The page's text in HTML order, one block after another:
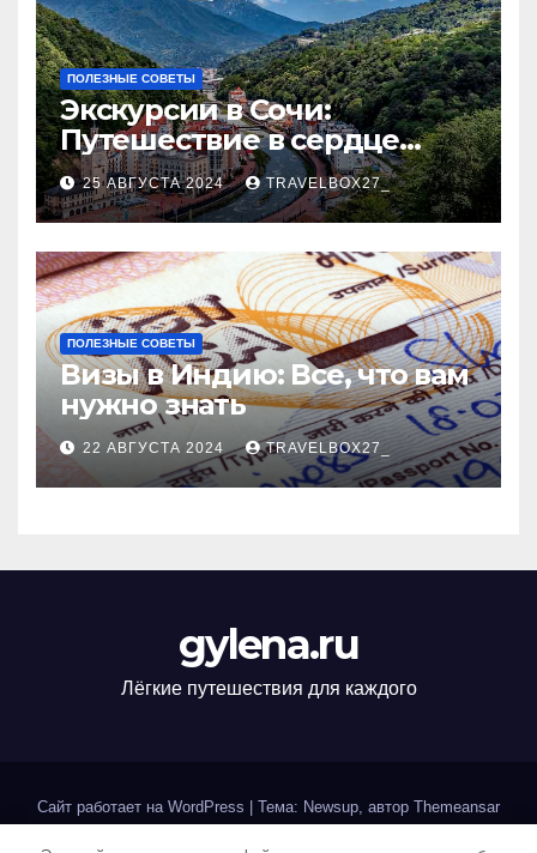
ПОЛЕЗНЫЕ СОВЕТЫ
Экскурсии в Сочи:
Путешествие в сердце
Черноморского курорта
25 АВГУСТА 2024 TRAVELBOX27_
ПОЛЕЗНЫЕ СОВЕТЫ
Визы в Индию: Все, что вам
нужно знать
22 АВГУСТА 2024 TRAVELBOX27_
gylena.ru
Лёгкие путешествия для каждого
Сайт работает на WordPress Тема: Newsup, автор Themeansar